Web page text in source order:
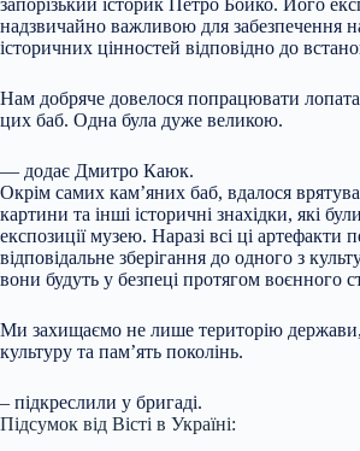
запорізький історик Петро Бойко. Його
надзвичайно важливою для забезпечення
історичних цінностей відповідно до
Нам добряче довелося попрацювати
цих баб. Одна була дуже великою.
— додає Дмитро Каюк.
Окрім самих кам’яних баб, вдалося
картини та інші історичні знахідки, які
експозиції музею. Наразі всі ці артефакти
відповідальне зберігання до одного з
вони будуть у безпеці протягом воєнного
Ми захищаємо не лише територію держави,
культуру та пам’ять поколінь.
– підкреслили у бригаді.
Підсумок від Вісті в Україні: